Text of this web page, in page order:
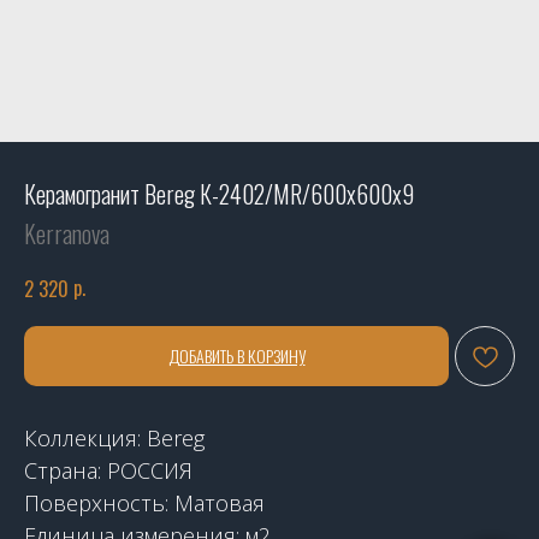
Керамогранит Bereg К-2402/MR/600х600х9
Kerranova
2 320 р.
ДОБАВИТЬ В КОРЗИНУ
Коллекция: Bereg
Страна: РОССИЯ
Поверхность: Матовая